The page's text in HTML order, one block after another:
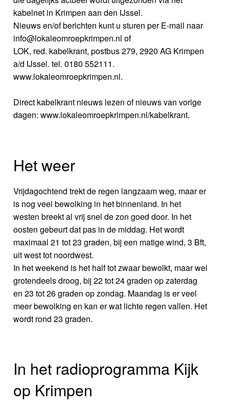
kabelnet in Krimpen aan den IJssel.
Nieuws en/of berichten kunt u sturen per E-mail naar
info@lokaleomroepkrimpen.nl of
LOK, red. kabelkrant, postbus 279, 2920 AG Krimpen
a/d IJssel. tel. 0180 552111.
www.lokaleomroepkrimpen.nl.
Direct kabelkrant nieuws lezen of nieuws van vorige
dagen: www.lokaleomroepkrimpen.nl/kabelkrant.
Het weer
Vrijdagochtend trekt de regen langzaam weg, maar er
is nog veel bewolking in het binnenland. In het
westen breekt al vrij snel de zon goed door. In het
oosten gebeurt dat pas in de middag. Het wordt
maximaal 21 tot 23 graden, bij een matige wind, 3 Bft,
uit west tot noordwest.
In het weekend is het half tot zwaar bewolkt, maar wel
grotendeels droog, bij 22 tot 24 graden op zaterdag
en 23 tot 26 graden op zondag. Maandag is er veel
meer bewolking en kan er wat lichte regen vallen. Het
wordt rond 23 graden.
In het radioprogramma Kijk
op Krimpen